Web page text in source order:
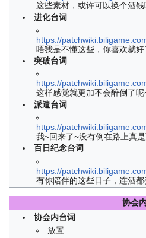
这些素材，或许可以换个酒
进化台词
https://
唔我是不懂这些，你喜欢就好
突破台词
https://
这样感觉就更加不会醉倒了呢
派遣台词
https://
我~回来了~没有倒在路上真是
百日纪念台词
https://
有你陪伴的这些日子，连酒
协会
协会内台词
放置